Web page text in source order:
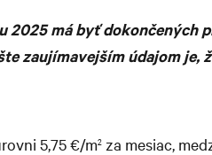
2025 má byť dokončených
zaujímavejším údajom je,
5,75 €/m2 za mesiac,